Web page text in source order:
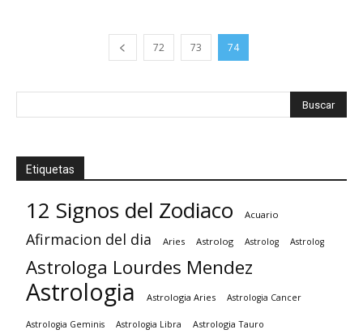
72 73 74
Etiquetas
12 Signos del Zodiaco Acuario
Afirmacion del dia Aries Astrolog Astrolog Astrolog
Astrologa Lourdes Mendez
Astrologia Astrologia Aries Astrologia Cancer
Astrologia Geminis Astrologia Libra Astrologia Tauro